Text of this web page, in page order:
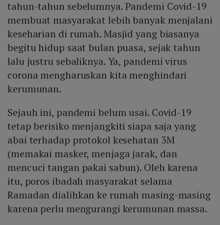
tahun-tahun sebelumnya. Pandemi Covid-19
membuat masyarakat lebih banyak menjalani
keseharian di rumah. Masjid yang biasanya
begitu hidup saat bulan puasa, sejak tahun
lalu justru sebaliknya. Ya, pandemi virus
corona mengharuskan kita menghindari
kerumunan.
Sejauh ini, pandemi belum usai. Covid-19
tetap berisiko menjangkiti siapa saja yang
abai terhadap protokol kesehatan 3M
(memakai masker, menjaga jarak, dan
mencuci tangan pakai sabun). Oleh karena
itu, poros ibadah masyarakat selama
Ramadan dialihkan ke rumah masing-masing
karena perlu mengurangi kerumunan massa.